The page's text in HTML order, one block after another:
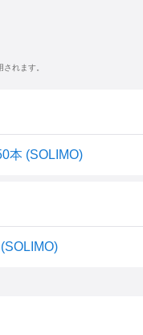
れます。
本 (SOLIMO)